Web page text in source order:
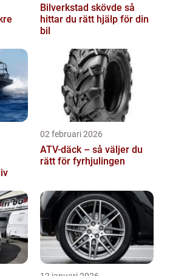
Bilverkstad skövde så
hittar du rätt hjälp för din
bil
02 februari 2026
ATV-däck – så väljer du
rätt för fyrhjulingen